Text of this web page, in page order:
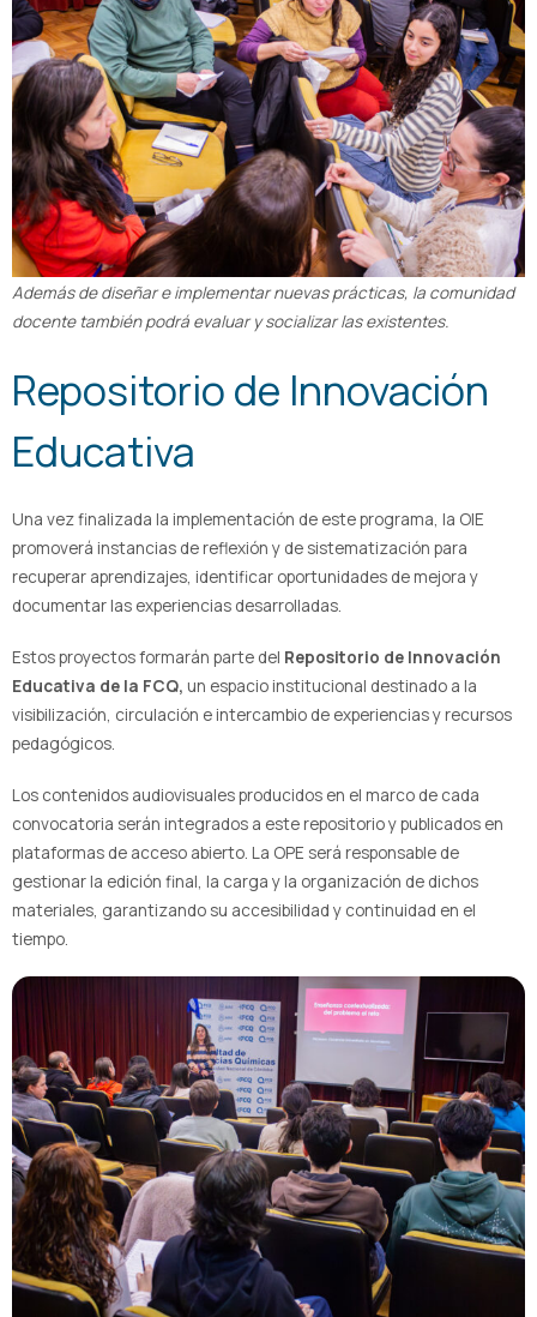
Además de diseñar e implementar nuevas prácticas, la comunidad
docente también podrá evaluar y socializar las existentes.
Repositorio de Innovación
Educativa
Una vez finalizada la implementación de este programa, la OIE
promoverá instancias de reflexión y de sistematización para
recuperar aprendizajes, identificar oportunidades de mejora y
documentar las experiencias desarrolladas.
Estos proyectos formarán parte del Repositorio de Innovación
Educativa de la FCQ, un espacio institucional destinado a la
visibilización, circulación e intercambio de experiencias y recursos
pedagógicos.
Los contenidos audiovisuales producidos en el marco de cada
convocatoria serán integrados a este repositorio y publicados en
plataformas de acceso abierto. La OPE será responsable de
gestionar la edición final, la carga y la organización de dichos
materiales, garantizando su accesibilidad y continuidad en el
tiempo.